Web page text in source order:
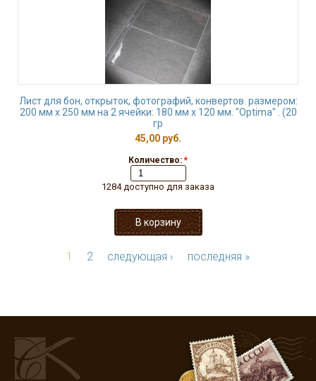
Лист для бон, открыток, фотографий, конвертов. размером:
200 мм х 250 мм на 2 ячейки: 180 мм х 120 мм. "Оptima" . (20
гр
45,00 руб.
Количество: *
1284 доступно для заказа
1 2 следующая › последняя »